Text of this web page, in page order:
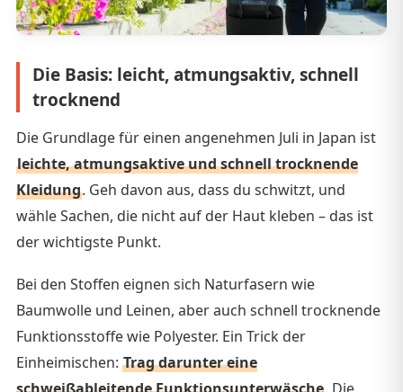
Die Basis: leicht, atmungsaktiv, schnell
trocknend
Die Grundlage für einen angenehmen Juli in Japan ist
leichte, atmungsaktive und schnell trocknende
Kleidung. Geh davon aus, dass du schwitzt, und
wähle Sachen, die nicht auf der Haut kleben – das ist
der wichtigste Punkt.
Bei den Stoffen eignen sich Naturfasern wie
Baumwolle und Leinen, aber auch schnell trocknende
Funktionsstoffe wie Polyester. Ein Trick der
Einheimischen: Trag darunter eine